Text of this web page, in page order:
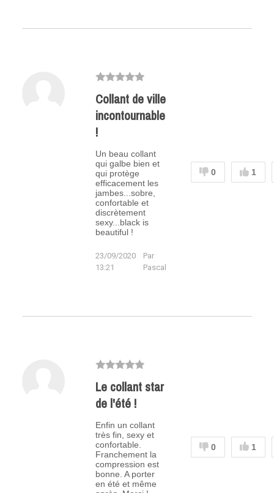
Collant de ville
incontournable
!
Un beau collant
qui galbe bien et
qui protège
efficacement les
jambes...sobre,
confortable et
discrètement
sexy...black is
beautiful !
23/09/2020
13:21
Par
Pascal
0 1
Le collant star
de l'été !
Enfin un collant
très fin, sexy et
confortable.
Franchement la
compression est
bonne. A porter
en été et même
0 1